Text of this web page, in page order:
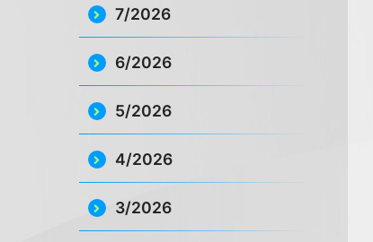
7/2026
6/2026
5/2026
4/2026
3/2026